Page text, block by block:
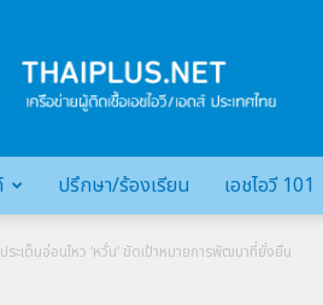
เครือ
ปรึกษา/ร้องเรียน เอชไอวี 101
ะเด็นอ่อนไหว ‘หวั่น’ ขัดเป้าหมายการพัฒนาที่ยั่งยืน